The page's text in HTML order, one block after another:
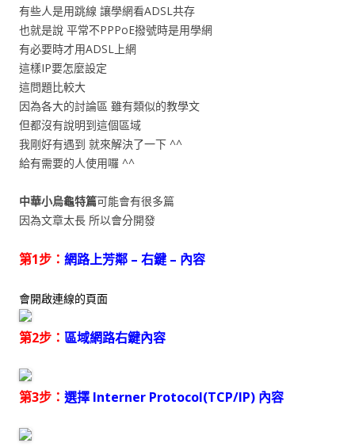
有些人是用跳線 讓學網看ADSL共存
也就是說 平常不PPPoE撥號時是用學網
有必要時才用ADSL上網
這樣IP要怎麼設定
這問題比較大
因為各大的討論區 雖有類似的教學文
但都沒有說明到這個區域
我剛好有遇到 就來解決了一下 ^^
給有需要的人使用囉 ^^
中華小烏龜特篇可能會有很多篇
因為文章太長 所以會分開發
第1步： 網路上芳鄰 – 右鍵 – 內容
會開啟連線的頁面
第2步： 區域網路右鍵內容
第3步： 選擇 Interner Protocol(TCP/IP) 內容